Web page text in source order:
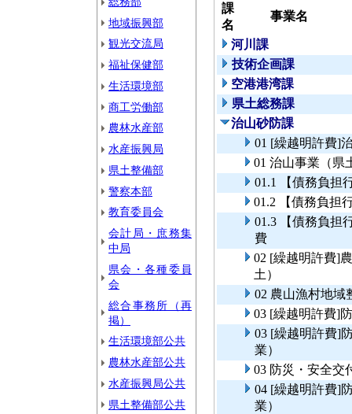
地域振興部
観光交流局
福祉保健部
生活環境部
商工労働部
農林水産部
水産振興局
県土整備部
警察本部
教育委員会
会計局・庶務集
中局
県会・各種委員
会
総合事務所（再
掲）
生活環境部公共
農林水産部公共
水産振興局公共
県土整備部公共
課
名
事業名
河川課
技術企画課
空港港湾課
県土総務課
治山砂防課
01 [繰越明許費]
01 治山事業（県
01.1 【債務負担
01.2 【債務負担
01.3 【債務負担
費
02 [繰越明許費]
土）
02 農山漁村地域
03 [繰越明許費]
03 [繰越明許費]
業）
03 防災・安全交
04 [繰越明許費]
業）